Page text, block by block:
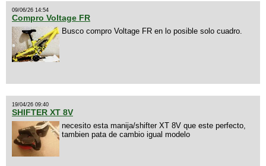
09/06/26 14:54
Compro Voltage FR
Busco compro Voltage FR en lo posible solo cuadro.
19/04/26 09:40
SHIFTER XT 8V
necesito esta manija/shifter XT 8V que este perfecto,
tambien pata de cambio igual modelo